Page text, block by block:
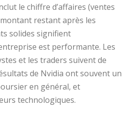
le chiffre d’affaires (ventes
restant après les
solides signifient
est performante. Les
et les traders suivent de
de Nvidia ont souvent un
en général, et
technologiques.